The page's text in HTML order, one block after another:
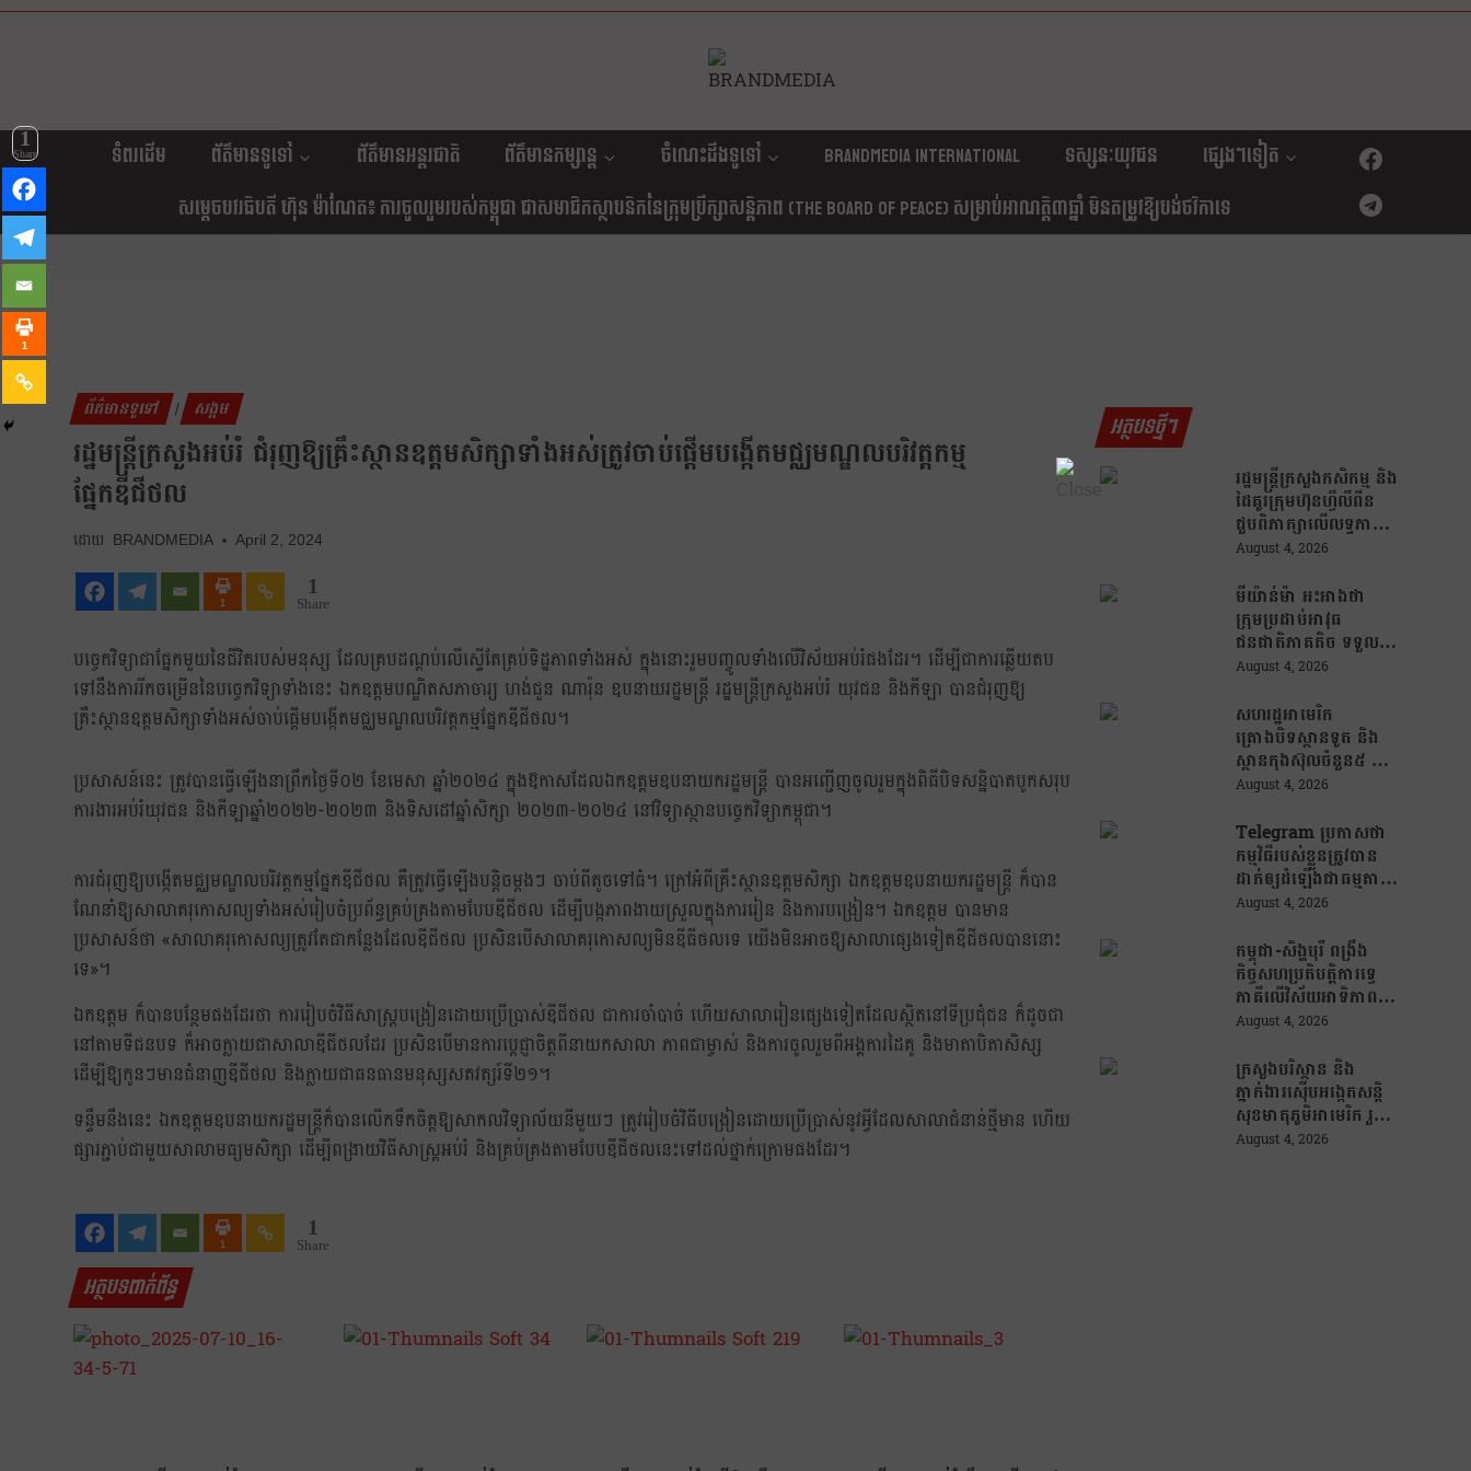
ទំពរដើម ព័ត៌មានទូទៅ ព័ត៌មានអន្តរជាតិ ព័ត៌មានកម្សាន្ត ចំណេះដឹងទូទៅ Brandmedia international ទស្សនៈយុវជន
ផ្សេងៗទៀត
សម្តេចបវរធិបតី ហ៊ុន ម៉ាណែត៖ ការចូលរួមរបស់កម្ពុជា ជាសមាជិកស្ថាបនិកនៃក្រុមប្រឹក្សាសន្តិភាព (The Board Of Peace) សម្រាប់អាណត្តិ៣ឆ្នាំ មិនតម្រូវឱ្យបង់ថវិកាទេ
ព័ត៌មានទូទៅ | សង្គម
រដ្ឋមន្ត្រីក្រសួងអប់រំ ជំរុញឱ្យគ្រឹះស្ថានឧត្តមសិក្សាទាំងអស់ត្រូវចាប់ផ្ដើមបង្កើតមជ្ឈមណ្ឌលបរិវត្តកម្ម
ផ្នែកឌីជីថល
BRANDMEDIA April 2, 2024
1
1
Share
បច្ចេកវិទ្យាជាផ្នែកមួយនៃជីវិតរបស់មនុស្ស ដែលគ្របដណ្ដប់លើស្ទើតែគ្រប់ទិដ្ឋភាពទាំងអស់ ក្នុងនោះរួមបញ្ចូលទាំងលើវិស័យអប់រំផងដែរ។ ដើម្បីជាការឆ្លើយតប
ទៅនឹងការរីកចម្រើននៃបច្ចេកវិទ្យាទាំងនេះ ឯកឧត្តមបណ្ឌិតសភាចារ្យ ហង់ជួន ណារ៉ុន ឧបនាយរដ្ឋមន្ត្រី រដ្ឋមន្ត្រីក្រសួងអប់រំ យុវជន និងកីឡា បានជំរុញឱ្យ
គ្រឹះស្ថានឧត្តមសិក្សាទាំងអស់ចាប់ផ្ដើមបង្កើតមជ្ឈមណ្ឌលបរិវត្តកម្មផ្នែកឌីជីថល។
ប្រសាសន៍នេះ ត្រូវបានធ្វើឡើងនាព្រឹកថ្ងៃទី០២ ខែមេសា ឆ្នាំ២០២៤ ក្នុងឱកាសដែលឯកឧត្តមឧបនាយករដ្ឋមន្ត្រី បានអញ្ជើញចូលរួមក្នុងពិធីបិទសន្និបាតបូកសរុប
ការងារអប់រំយុវជន និងកីឡាឆ្នាំ២០២២-២០២៣ និងទិសដៅឆ្នាំសិក្សា ២០២៣-២០២៤ នៅវិទ្យាស្ថានបច្ចេកវិទ្យាកម្ពុជា។
ការជំរុញឱ្យបង្កើតមជ្ឈមណ្ឌលបរិវត្តកម្មផ្នែកឌីជីថល គឺត្រូវធ្វើឡើងបន្តិចម្ដងៗ ចាប់ពីតូចទៅធំ។ ក្រៅអំពីគ្រឹះស្ថានឧត្តមសិក្សា ឯកឧត្តមឧបនាយករដ្ឋមន្ត្រី ក៏បាន
ណែនាំឱ្យសាលាគរុកោសល្យទាំងអស់រៀបចំប្រព័ន្ធគ្រប់គ្រងតាមបែបឌីជីថល ដើម្បីបង្កភាពងាយស្រួលក្នុងការរៀន និងការបង្រៀន។ ឯកឧត្តម បានមាន
ប្រសាសន៍ថា «សាលាគរុកោសល្យត្រូវតែជាកន្លែងដែលឌីជីថល ប្រសិនបើសាលាគរុកោសល្យមិនឌីធីថលទេ យើងមិនអាចឱ្យសាលាផ្សេងទៀតឌីជីថលបាននោះ
ទេ»។
ឯកឧត្តម ក៏បានបន្ថែមផងដែរថា ការរៀបចំវិធីសាស្ត្របង្រៀនដោយប្រើប្រាស់ឌីជីថល ជាការចាំបាច់ ហើយសាលារៀនផ្សេងទៀតដែលស្ថិតនៅទីប្រជុំជន ក៏ដូចជា
នៅតាមទីជនបទ ក៏អាចក្លាយជាសាលាឌីជីថលដែរ ប្រសិនបើមានការប្ដេជ្ញាចិត្តពីនាយកសាលា ភាពជាម្ចាស់ និងការចូលរួមពីអង្គការដៃគូ និងមាតាបិតាសិស្ស
ដើម្បីឱ្យកូនៗមានជំនាញឌីជីថល និងក្លាយជាធនធានមនុស្សសតវត្សរ៍ទី២១។
ទន្ទឹមនឹងនេះ ឯកឧត្តមឧបនាយករដ្ឋមន្ត្រីក៏បានលើកទឹកចិត្តឱ្យសាកលវិទ្យាល័យនីមួយៗ ត្រូវរៀបចំវិធីបង្រៀនដោយប្រើប្រាស់នូវអ្វីដែលសាលាជំនាន់ថ្មីមាន ហើយ
ផ្សារភ្ជាប់ជាមួយសាលាមធ្យមសិក្សា ដើម្បីពង្រាយវិធីសាស្ត្រអប់រំ និងគ្រប់គ្រងតាមបែបឌីជីថលនេះទៅដល់ថ្នាក់ក្រោមផងដែរ។
1
1
Share
1
Share
1
អត្ថបទពាក់ព័ន្ធ
អត្ថបទថ្មីៗ
រដ្ឋមន្រ្តីក្រសួងកសិកម្ម និង
ដៃគូរក្រុមហ៊ុនហ្វីលីពីន
ជួបពិភាក្សាលើលទ្ធភាព
ជំរុញការនាំចេញកសិផល
ហ្វីលីពីន
August 4, 2026
មីយ៉ាន់ម៉ា អះអាងថា
ក្រុមប្រដាប់អាវុធ
ជនជាតិភាគតិច ទទួល
សំណូកពីក្រុម
(Online Scam) ជាថ្នូរ
នឹងការជួយរត់ចូល
ប្រទេសថៃ!
August 4, 2026
សហរដ្ឋអាមេរិក
គ្រោងបិទស្ថានទូត និង
ស្ថានកុងស៊ុលចំនួន៥ នៅ
ប្រទេសមួយចំនួន ដើម្បី
វត្តមានការទូតដែលគ្មាន
ប្រសិទ្ធភាព
August 4, 2026
Telegram ប្រកាសថា
កម្មវិធីរបស់ខ្លួនត្រូវបាន
ដាក់ឲ្យដំឡើងជាធម្មតា
វិញលើ App Store
បាត់ខ្លួនដោយគ្មានការ
បញ្ជាក់ពីមូលហេតុ
August 4, 2026
កម្ពុជា-សិង្ហបុរី ពង្រឹង
កិច្ចសហប្រតិបត្តិការទ្វេ
ភាគីលើវិស័យអាទិភាព
សំខាន់ៗចំនួន ៤ !
August 4, 2026
ក្រសួងបរិស្ថាន និង
ភ្នាក់ងារស៊ើបអង្កេតសន្តិ
សុខមាតុភូមិអាមេរិក រួម
គ្នា បង្រ្កាបបទល្មើស
August 4, 2026